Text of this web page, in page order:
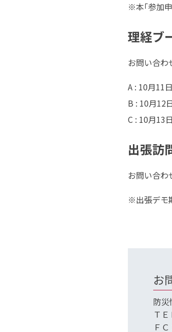
※本｢参加
理経ブ
お問い合わ
A : 10月11
B : 10月12
C : 10月13
出張訪
お問い合わ
※出張デモ
お
防
Ｔ
Ｆ